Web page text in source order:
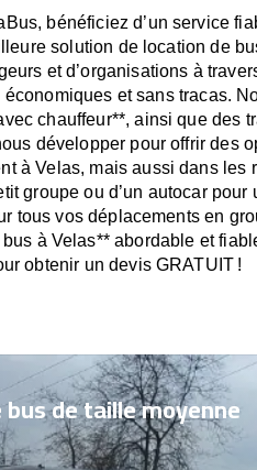
bénéficiez d’un service
solution de location de
et d’organisations à
et sans tracas.
chauffeur**, ainsi que des
développer pour offrir des
à Velas, mais aussi dans les
groupe ou d’un autocar pour
tous vos déplacements en
à Velas** abordable et
obtenir un devis GRATUIT !
de taille moyenne